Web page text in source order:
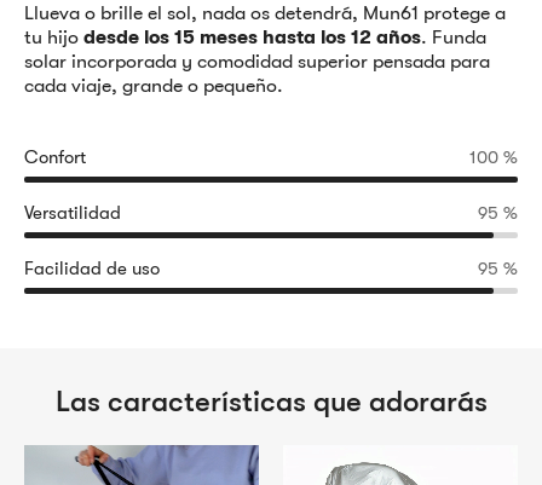
Llueva o brille el sol, nada os detendrá, Mun61 protege a
tu hijo desde los 15 meses hasta los 12 años. Funda
solar incorporada y comodidad superior pensada para
cada viaje, grande o pequeño.
Confort 100 %
Versatilidad 95 %
Facilidad de uso 95 %
Las características que adorarás